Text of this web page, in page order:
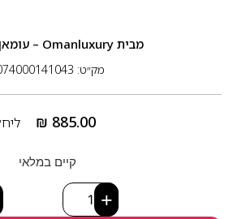
מבית Omanluxury – עומאן לאקשרי
מק״ט: 6074000141043
₪ 885.00 ליח׳
קיים במלאי
+